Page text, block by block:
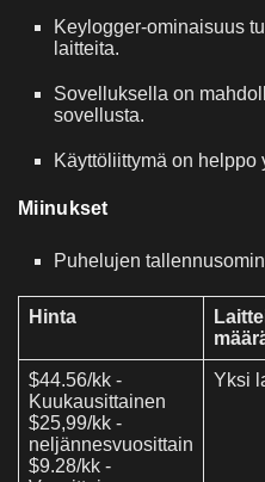
Keylogger-ominaisuus
laitteita.
Sovelluksella on
sovellusta.
Käyttöliittymä on helppo
Miinukset
Puhelujen
Hinta
$44.56/kk -
Kuukausittainen
$25,99/kk -
neljännesvuosittain
$9.28/kk -
Yksi